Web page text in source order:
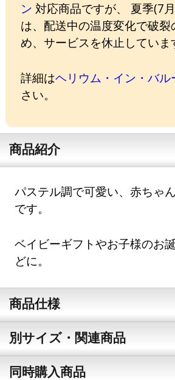
ン 対応商品ですが、 夏季(7
は、配送中の温度変化で破裂
め、サービスを休止していま
詳細はヘリウム・イン・バル
さい。
商品紹介
パステル調で可愛い、赤ちゃ
です。
ベイビーギフトやお子様のお
どに。
商品仕様
別サイズ・関連商品
同時購入商品